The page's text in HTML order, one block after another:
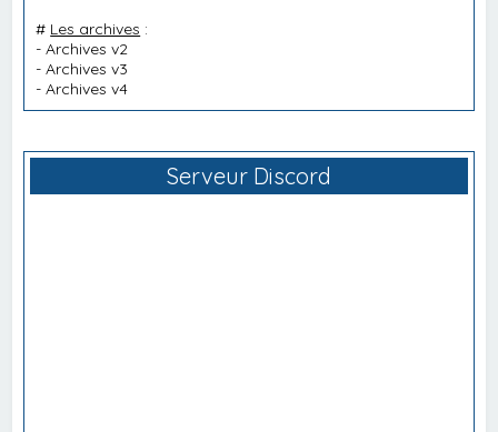
# Les archives :
-Archives v2
-Archives v3
-Archives v4
Serveur Discord